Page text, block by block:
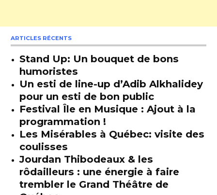
ARTICLES RÉCENTS
Stand Up: Un bouquet de bons
humoristes
Un esti de line-up d’Adib Alkhalidey
pour un esti de bon public
Festival Île en Musique : Ajout à la
programmation !
Les Misérables à Québec: visite des
coulisses
Jourdan Thibodeaux & les
rôdailleurs : une énergie à faire
trembler le Grand Théâtre de